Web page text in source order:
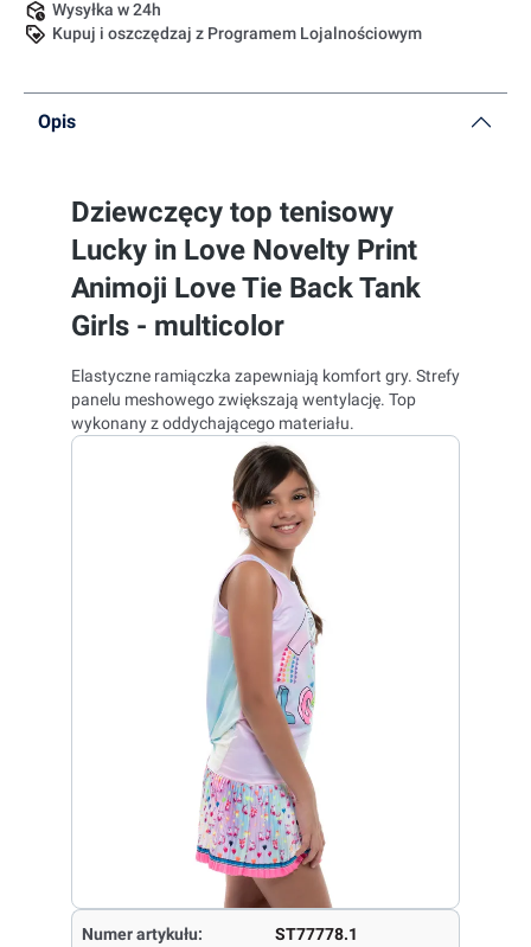
Wysyłka w 24h
Kupuj i oszczędzaj z Programem Lojalnościowym
Opis
Dziewczęcy top tenisowy
Lucky in Love Novelty Print
Animoji Love Tie Back Tank
Girls - multicolor
Elastyczne ramiączka zapewniają komfort gry. Strefy
panelu meshowego zwiększają wentylację. Top
wykonany z oddychającego materiału.
Numer artykułu: ST77778.1